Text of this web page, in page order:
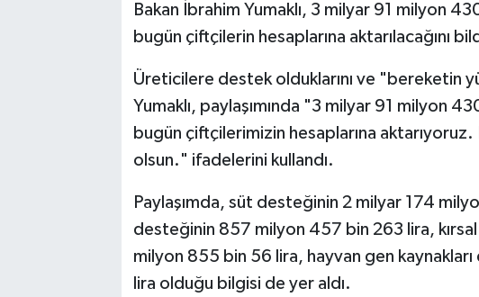
Bakan İbrahim Yumaklı, 3 milyar 91 milyon
bugün çiftçilerin hesaplarına aktarılacağını
Üreticilere destek olduklarını ve "bereketin
Yumaklı, paylaşımında "3 milyar 91 milyon
bugün çiftçilerimizin hesaplarına aktarıyoruz.
olsun." ifadelerini kullandı.
Paylaşımda, süt desteğinin 2 milyar 174
desteğinin 857 milyon 457 bin 263 lira, kırsal
milyon 855 bin 56 lira, hayvan gen
lira olduğu bilgisi de yer aldı.
KÜLTÜR SANAT